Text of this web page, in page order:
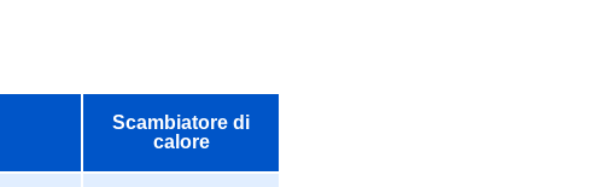
Scambiatore di
calore